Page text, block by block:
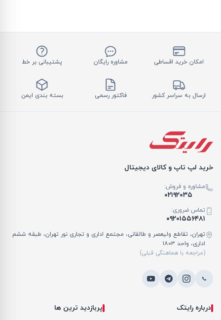
امکان خرید اقساطی مشاوره رایگان پشتیبانی بر خط
ارسال به سراسر کشور فاکتور رسمی بسته بندی ایمن
خرید لپ تاپ و کالای دیجیتال
مشاوره و فروش:
۰۲۱۹۲۰۳۵
تماس ضروری:
۰۹۲۰۱۵۵۶۴۸۱
تهران، تقاطع ولیعصر و طالقانی، مجتمع اداری و تجاری نور تهران، طبقه ششم
اداری، واحد ۱۸۰۳
(مراجعه با هماهنگی قبلی)
درباره رایتک
پربازدید ترین ها